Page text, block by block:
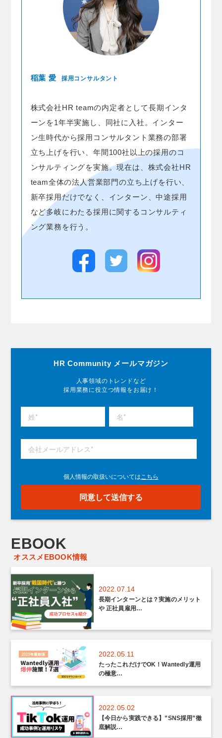
稲葉 愛 採用コンサルタント
株式会社HR teamの内定者として長期インタ
ーンを1年半実施し、同社に入社。インター
ン生時代から採用コンサルタント業務の部署
立ち上げを行い、年間100社以上の採用のコ
ンサルティングを実施。現在は、株式会社HR
team全体の法人営業部門の立ち上げを行い、
新卒採用だけでなく、インターン、中途採用
など多岐にわたる採用に関するコンサルティ
ング業務を行う。
HR Community メールマガジン
人事領域のトレンドなど
採用業務に役立つ情報をお届け！
EBOOK
オススメEBOOK情報
2022.07.14
長期インターンとは？実施のメリット
や 正社員雇用…
2022.05.11
たったこれだけでOK！Wantedly運用
の極意…
2022.05.02
【今日から実践できる】”SNS採用”徹
底解説…